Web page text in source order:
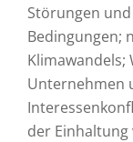
Störungen
Bedingungen;
Unternehmen
der